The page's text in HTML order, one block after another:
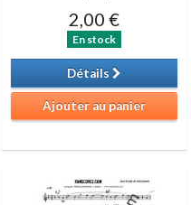
2,00 €
En stock
Détails
Ajouter au panier